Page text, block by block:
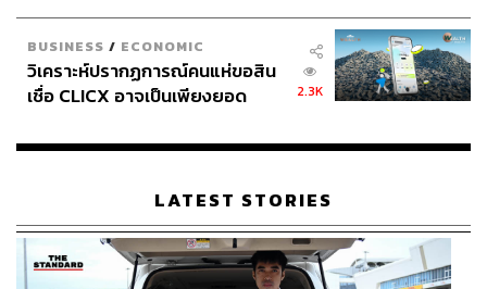
BUSINESS / ECONOMIC
วิเคราะห์ปรากฏการณ์คนแห่ขอสิน
เชื่อ CLICX อาจเป็นเพียงยอด
เรือนไทยที่ถูกซุกไว้
2.3K
LATEST STORIES